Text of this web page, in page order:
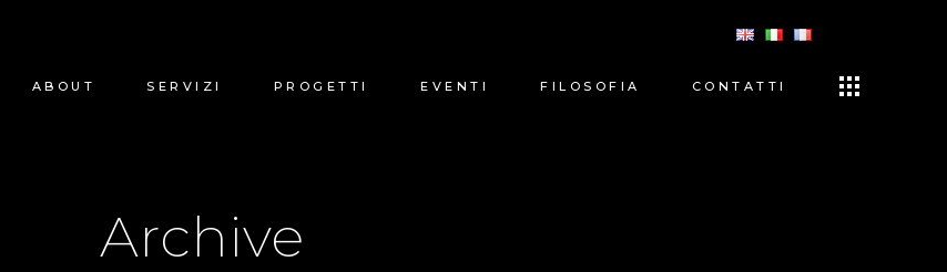
ABOUT SERVIZI PROGETTI EVENTI FILOSOFIA CONTATTI
Archive